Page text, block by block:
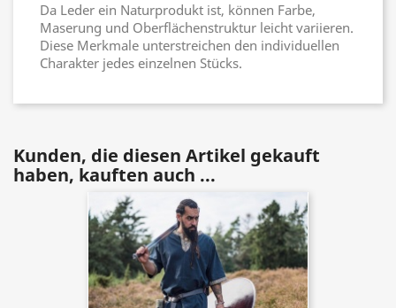
Da Leder ein Naturprodukt ist, können Farbe,
Maserung und Oberflächenstruktur leicht variieren.
Diese Merkmale unterstreichen den individuellen
Charakter jedes einzelnen Stücks.
Kunden, die diesen Artikel gekauft
haben, kauften auch ...